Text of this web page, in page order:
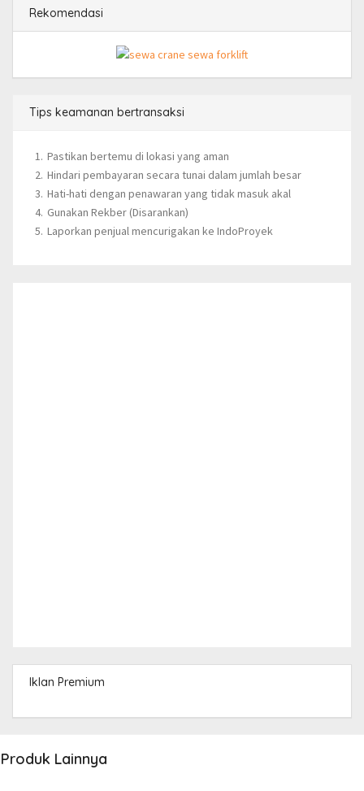
Rekomendasi
Tips keamanan bertransaksi
Pastikan bertemu di lokasi yang aman
Hindari pembayaran secara tunai dalam jumlah besar
Hati-hati dengan penawaran yang tidak masuk akal
Gunakan Rekber (Disarankan)
Laporkan penjual mencurigakan ke IndoProyek
Iklan Premium
Produk Lainnya